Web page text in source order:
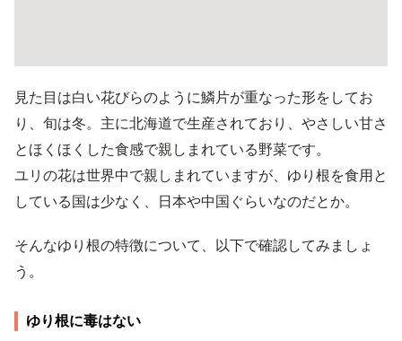
見た目は白い花びらのように鱗片が重なった形をしてお
り、旬は冬。主に北海道で生産されており、やさしい甘さ
とほくほくした食感で親しまれている野菜です。
ユリの花は世界中で親しまれていますが、ゆり根を食用と
している国は少なく、日本や中国ぐらいなのだとか。
そんなゆり根の特徴について、以下で確認してみましょ
う。
ゆり根に毒はない